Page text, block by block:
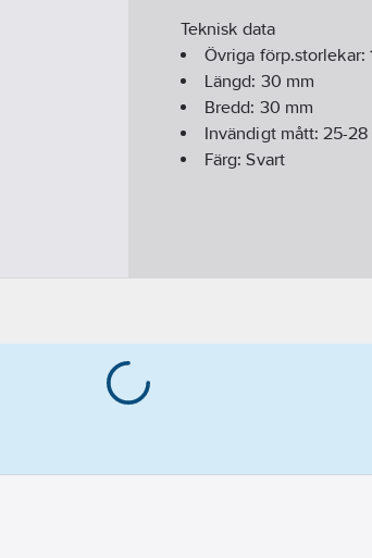
Teknisk data
Övriga förp.storlekar:
Längd: 30 mm
Bredd: 30 mm
Invändigt mått:25-28
Färg:Svart